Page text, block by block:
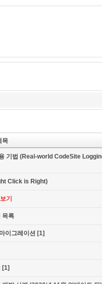
목
기법 (Real-world CodeSite
Click is Right)
기
목록
이그레이션 [1]
[1]